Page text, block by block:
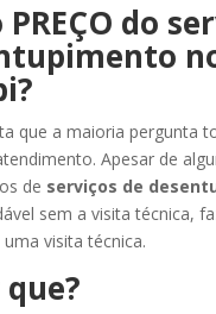
do
que a maioria pergunta
Apesar de
de serviços de
sem a visita técnica,
visita técnica.